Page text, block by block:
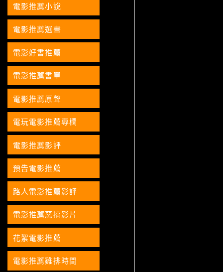
電影推薦小說
電影推薦選書
電影好書推薦
電影推薦書單
電影推薦原聲
電玩電影推薦專欄
電影推薦影評
預告電影推薦
路人電影推薦影評
電影推薦惡搞影片
花絮電影推薦
電影推薦雞排時間